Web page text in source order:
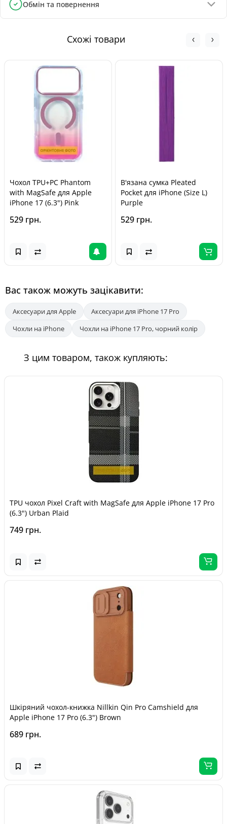
Поштомати Нової Пошти - від 100 грн
Обмін та повернення
моменту покупки, відповідно до Закону України «Про
захист прав споживачів».Схожі товари
Чохол TPU+PC Phantom
with MagSafe для Apple
iPhone 17 (6.3") Pink
529 грн.
В'язана сумка Pleated
Pocket для iPhone (Size L)
Purple
529 грн.
Вас також можуть зацікавити:
Аксесуари для Apple
Аксесуари для iPhone 17 Pro
Чохли на iPhone
Чохли на iPhone 17 Pro, чорний колір
З цим товаром, також купляють:
TPU чохол Pixel Craft with MagSafe для Apple iPhone 17 Pro
(6.3") Urban Plaid
749 грн.
Шкіряний чохол-книжка Nillkin Qin Pro Camshield для
Apple iPhone 17 Pro (6.3") Brown
689 грн.